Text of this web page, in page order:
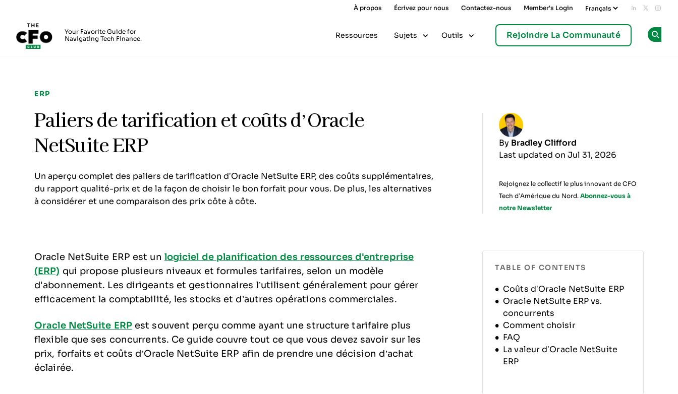
À propos Écrivez pour nous Contactez-nous Member's Login Add us on
Follow
Your Favorite Guide for
Navigating Tech Finance.
Ressources Sujets Outils Rejoindre La Communauté
ERP
Paliers de tarification et coûts d’Oracle
NetSuite ERP
By Bradley Clifford
Last updated on Jul 31, 2026
Rejoignez le collectif le plus innovant de CFO
Tech d’Amérique du Nord. Abonnez-vous à
notre Newsletter
Un aperçu complet des paliers de tarification d’Oracle NetSuite ERP, des coûts supplémentaires,
du rapport qualité-prix et de la façon de choisir le bon forfait pour vous. De plus, les alternatives
à considérer et une comparaison des prix côte à côte.
Oracle NetSuite ERP est un logiciel de planification des ressources d'entreprise
(ERP) qui propose plusieurs niveaux et formules tarifaires, selon un modèle
d'abonnement. Les dirigeants et gestionnaires l’utilisent généralement pour gérer
efficacement la comptabilité, les stocks et d’autres opérations commerciales.
Oracle NetSuite ERPest souvent perçu comme ayant une structure tarifaire plus
flexible que ses concurrents. Ce guide couvre tout ce que vous devez savoir sur les
prix, forfaits et coûts d’Oracle NetSuite ERP afin de prendre une décision d’achat
éclairée.
TABLE OF CONTENTS
Coûts d’Oracle NetSuite ERP
Oracle NetSuite ERP vs.
concurrents
Comment choisir
FAQ
La valeur d’Oracle NetSuite
ERP